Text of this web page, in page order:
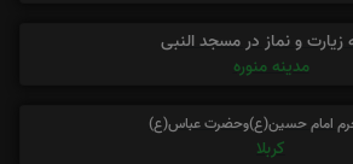
زیارت و نماز در مسجد النبی
مدینه منوره
امام حسین(ع)وحضرت عباس(ع)
کربلا